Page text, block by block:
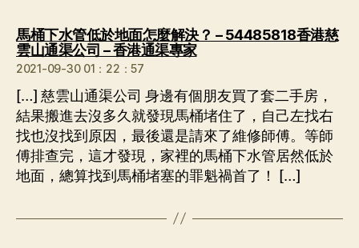
馬桶下水管低於地面怎麼解決？ – 54485818香港慈
雲山通渠公司 – 香港通渠專家说：
2021-09-30 01：22：57
[…] 慈雲山通渠公司 身邊有個朋友買了套二手房，
結果搬進去沒多久就發現馬桶堵住了，自己左找右
找也沒找到原因，最後還是請來了維修師傅。等師
傅排查完，這才發現，家裡的馬桶下水管居然低於
地面，總算找到馬桶堵塞的罪魁禍首了！ […]